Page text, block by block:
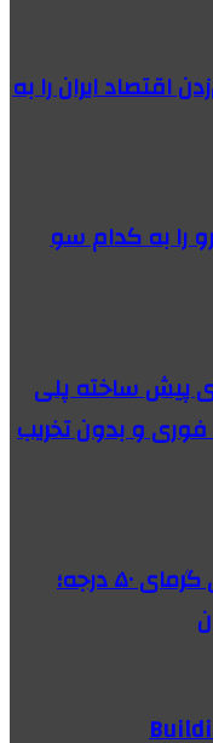
اقتصاد ایران را به
را به کدام سو
پیش ساخته پلی
فوری و بدون تخریب
هشدار قرمز هواشناسی برای گرمای ۵۰ درجه؛